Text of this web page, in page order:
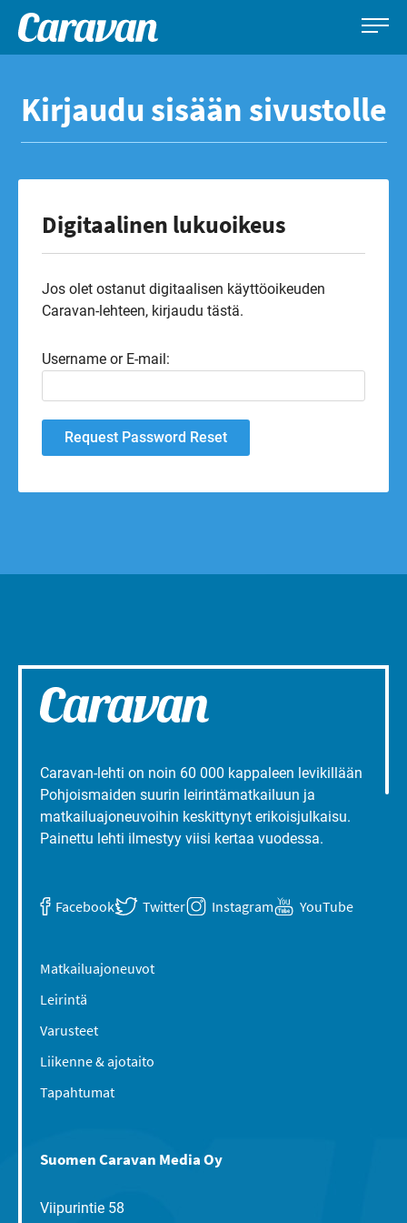
sisältöön
Caravan-
Leirintämatkailun
Kirjaudu sisään sivustolle
Digitaalinen lukuoikeus
Jos olet ostanut digitaalisen käyttöoikeuden
Caravan-lehteen, kirjaudu tästä.
Username or E-mail:
Caravan-lehti on noin 60 000 kappaleen levikillään
Pohjoismaiden suurin leirintämatkailuun ja
matkailuajoneuvoihin keskittynyt erikoisjulkaisu.
Painettu lehti ilmestyy viisi kertaa vuodessa.
Facebook Twitter Instagram YouTube
Matkailuajoneuvot
Leirintä
Varusteet
Liikenne & ajotaito
Tapahtumat
Suomen Caravan Media Oy
Viipurintie 58